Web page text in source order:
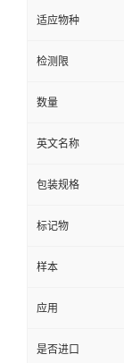
适应物种
检测限
数量
英文名称
包装规格
标记物
样本
应用
是否进口